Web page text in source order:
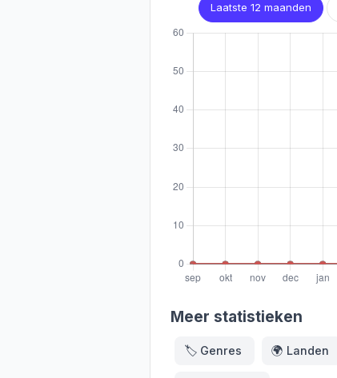
Laatste 12 maanden
Meer statistieken
🏷️ Genres 🌍 Landen